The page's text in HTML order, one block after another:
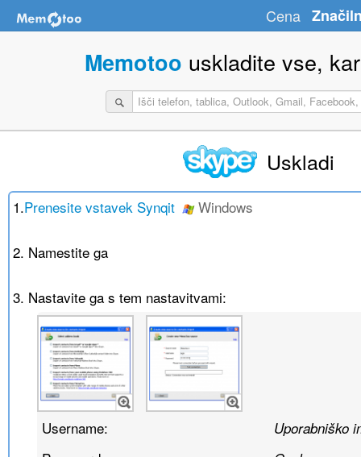
Cena
Memotoo uskladite vse,
Uskladi
1.Prenesite vstavek Synqit Windows
2. Namestite ga
3. Nastavite ga s tem nastavitvami:
Username: Uporabniško